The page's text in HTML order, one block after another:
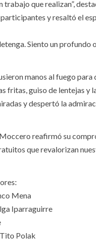
trabajo que realizan”,
y resaltó el
Siento un profundo
manos al fuego
guiso de lentejas y
y despertó la
reafirmó su
que revalorizan
Mena
Iparraguirre
Polak